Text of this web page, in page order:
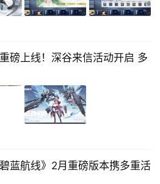
磅上线！深谷来信活动开启 多
蓝航线》2月重磅版本携多重活